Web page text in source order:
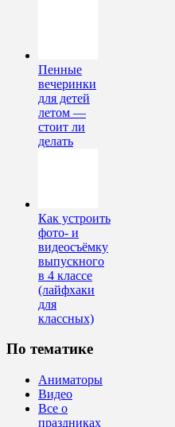
Пенные
вечеринки
для детей
летом —
стоит ли
делать
Как устроить
фото- и
видеосъёмку
выпускного
в 4 классе
(лайфхаки
для
классных)
По тематике
Аниматоры
Видео
Все о
праздниках